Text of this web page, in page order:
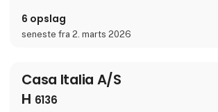
desserter og kager udviklet specielt til dine
kunders eller gæsters smag.Besøg vores
stand og bliv inspireret til din næste
6 opslag
seneste fra 2. marts 2026
Casa Italia A/S
H 6136